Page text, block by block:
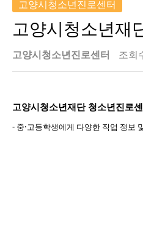
고양시청소년진로센터
고양시청소년재
고양시청소년진로센터 조회
고양시청소년재단 청소년진로
- 중·고등학생에게 다양한 직업 정보